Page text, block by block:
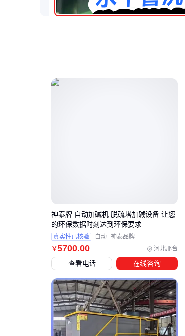
￥5700.00 河北邢台
神泰牌 自动加碱机 脱硫塔加碱设备 让您
的环保数据时刻达到环保要求
真实性已核验 自动 神泰品牌
查看电话 在线咨询